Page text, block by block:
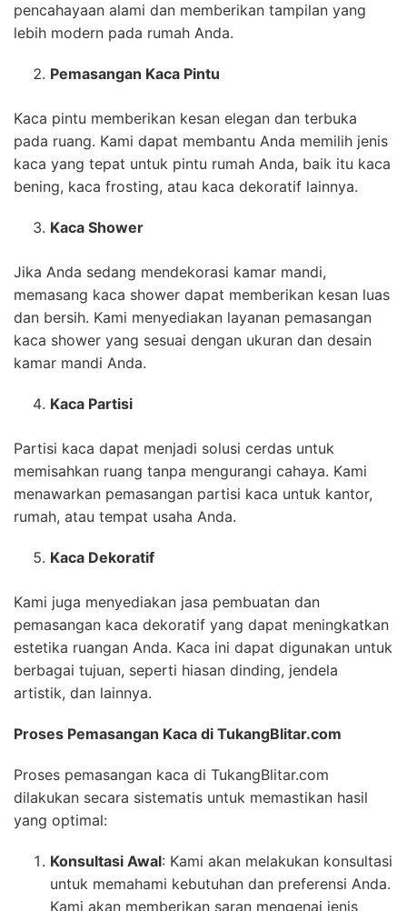
pencahayaan alami dan memberikan tampilan yang
lebih modern pada rumah Anda.
Pemasangan Kaca Pintu
Kaca pintu memberikan kesan elegan dan terbuka
pada ruang. Kami dapat membantu Anda memilih jenis
kaca yang tepat untuk pintu rumah Anda, baik itu kaca
bening, kaca frosting, atau kaca dekoratif lainnya.
Kaca Shower
Jika Anda sedang mendekorasi kamar mandi,
memasang kaca shower dapat memberikan kesan luas
dan bersih. Kami menyediakan layanan pemasangan
kaca shower yang sesuai dengan ukuran dan desain
kamar mandi Anda.
Kaca Partisi
Partisi kaca dapat menjadi solusi cerdas untuk
memisahkan ruang tanpa mengurangi cahaya. Kami
menawarkan pemasangan partisi kaca untuk kantor,
rumah, atau tempat usaha Anda.
Kaca Dekoratif
Kami juga menyediakan jasa pembuatan dan
pemasangan kaca dekoratif yang dapat meningkatkan
estetika ruangan Anda. Kaca ini dapat digunakan untuk
berbagai tujuan, seperti hiasan dinding, jendela
artistik, dan lainnya.
Proses Pemasangan Kaca di TukangBlitar.com
Proses pemasangan kaca di TukangBlitar.com
dilakukan secara sistematis untuk memastikan hasil
yang optimal:
Konsultasi Awal: Kami akan melakukan konsultasi
untuk memahami kebutuhan dan preferensi Anda.
Kami akan memberikan saran mengenai jenis